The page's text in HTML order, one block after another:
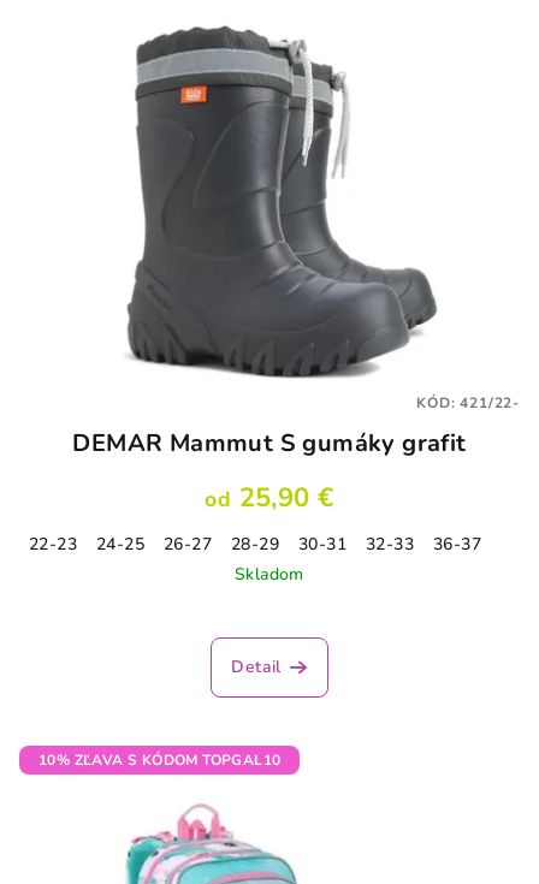
DEMAR Mammut S gumáky grafit
od 25,90 €
22-23 24-25 26-27 28-29 30-31 32-33
36-37
Skladom
hodnotenie
produktu
5
hviezdičiek.
Detail
KÓD:421/22-
10% ZĽAVA S KÓDOM TOPGAL10